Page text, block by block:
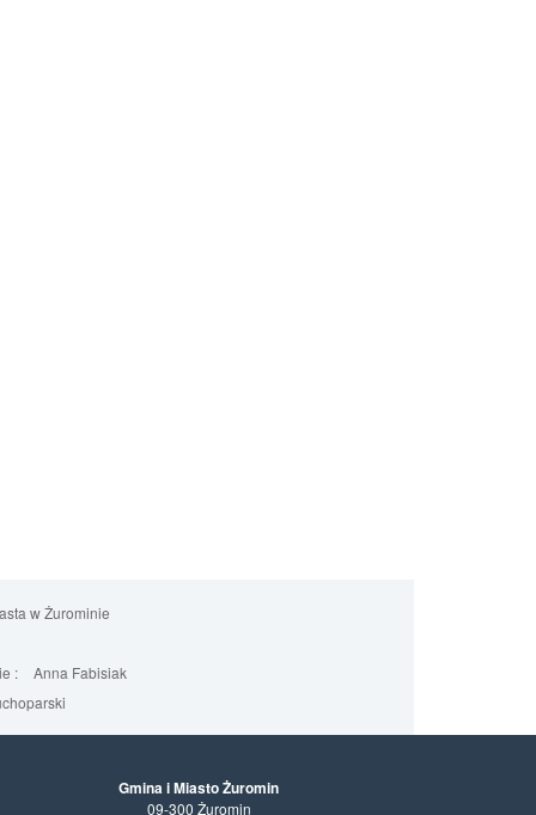
w Żurominie
:
Anna Fabisiak
Gmina i Miasto Żuromin
09-300 Żuromin